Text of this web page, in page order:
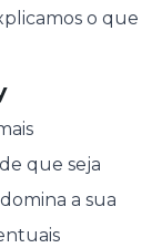
o que
que seja
a sua